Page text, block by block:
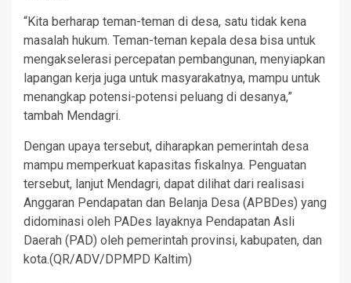
“Kita berharap teman-teman di desa, satu tidak kena
masalah hukum. Teman-teman kepala desa bisa untuk
mengakselerasi percepatan pembangunan, menyiapkan
lapangan kerja juga untuk masyarakatnya, mampu untuk
menangkap potensi-potensi peluang di desanya,”
tambah Mendagri.
Dengan upaya tersebut, diharapkan pemerintah desa
mampu memperkuat kapasitas fiskalnya. Penguatan
tersebut, lanjut Mendagri, dapat dilihat dari realisasi
Anggaran Pendapatan dan Belanja Desa (APBDes) yang
didominasi oleh PADes layaknya Pendapatan Asli
Daerah (PAD) oleh pemerintah provinsi, kabupaten, dan
kota.(QR/ADV/DPMPD Kaltim)